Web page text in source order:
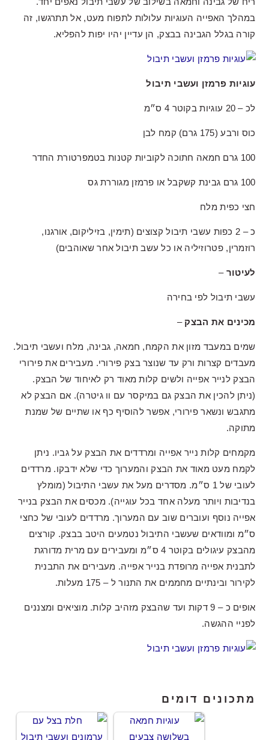
במהלך האפייה העוגיות עלולות לתפוח מעט, אל תתרגשו, זה
קורה בגלל הגבינה בבצק, הן עדיין יהיו יפות להפליא.
עוגיות פרמזן ועשבי תיבול
לכ – 20 עוגיות בקוטר 4 ס״מ
כוס ורבע (175 גרם) קמח לבן
100 גרם חמאה חתוכה לקוביות קטנות בטמפרטורת החדר
100 גרם גבינת קשקבל או פרמזן מגוררת גס
חצי כפית מלח
כ – 2 כפות עשבי תיבול קצוצים (תימין, בזיליקום, אורגנו,
רוזמרין, פטרוזיליה או כל עשב תיבול אחר שאוהבים)
לעיטור –
עשבי תיבול לפי בחירה
מכינים את הבצק –
שמים במעבד מזון את הקמח, חמאה, גבינה, מלח ועשבי תיבול.
מעבדים קצרות ורק עד שנוצר בצק פירורי. מעבירים את פירורי
הבצק לנייר אפייה ולשים קלות מאוד רק לאיחוד של הבצק.
(ניתן להכין את הבצק גם במיקסר עם וו גיטרה). אם הבצק לא
מתגבש ונשאר פירורי, אפשר להוסיף כף או שתיים של שמנת
מתוקה.
מקמחים קלות נייר אפייה ומרדדים את הבצק על גביו. ניתן
לקמח מעט מאוד את הבצק והמערוך כדי שלא ידבקו. מרדדים
לעובי של 1 ס״מ. מסדרים מעל את עשבי התיבול (מומלץ
בנדיבות ויותר מעלה אחד בכל עוגייה). מכסים את הבצק בנייר
אפייה נוסף ועוברים שוב עם המערוך. מרדדים לעובי של כחצי
ס״מ ומוודאים שעשבי התיבול נטמעים היטב בבצק. קורצים
מהבצק עיגולים בקוטר 4 ס״מ ומעבירים עם מרית מדורגת
לתבנית אפייה מרופדת בנייר אפייה. מעבירים את התבנית
לקירור ובינתיים מחממים את התנור ל – 175 מעלות.
אופים כ – 9 דקות ועד שהבצק מזהיב קלות. מוציאים ומצננים
לפניי ההגשה.
מתכונים דומים